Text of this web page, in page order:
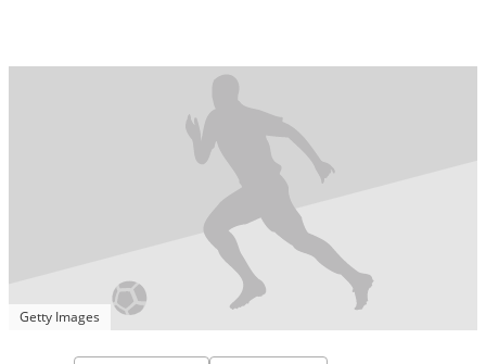
Getty Images